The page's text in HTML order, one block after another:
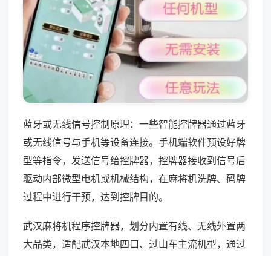
蓝牙或无线信号控制原理：一些智能控牌器通过蓝牙
或无线信号与手机等设备连接。手机端软件预设好牌
型等指令，发送信号给控牌器，控牌器接收到信号后
驱动内部微型电机或机械结构，在麻将机洗牌、码牌
过程中进行干预，达到控牌目的。
武汉麻将机程序控牌器，划分内置有线、无线外置两
大品类，适配武汉本地四口、过山车主流机型，通过